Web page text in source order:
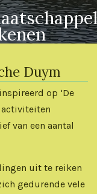
Duym
op ‘De
activiteiten
van een aantal
uit te reiken
gedurende vele